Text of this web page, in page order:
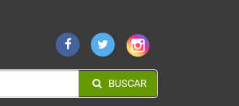
BUSCAR